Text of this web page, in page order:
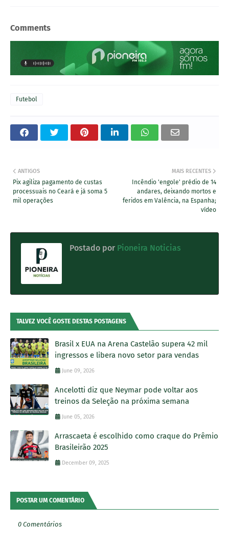
Comments
Futebol
MAIS RECENTES
Incêndio 'engole' prédio de 14
andares, deixando mortos e
feridos em Valência, na Espanha;
vídeo
ANTIGOS
Pix agiliza pagamento de custas
processuais no Ceará e já soma 5
mil operações
Postado por Pioneira Noticias
TALVEZ VOCÊ GOSTE DESTAS POSTAGENS
Brasil x EUA na Arena Castelão supera 42 mil
ingressos e libera novo setor para vendas
June 09, 2026
Ancelotti diz que Neymar pode voltar aos
treinos da Seleção na próxima semana
June 05, 2026
Arrascaeta é escolhido como craque do Prêmio
Brasileirão 2025
December 09, 2025
POSTAR UM COMENTÁRIO
0 Comentários